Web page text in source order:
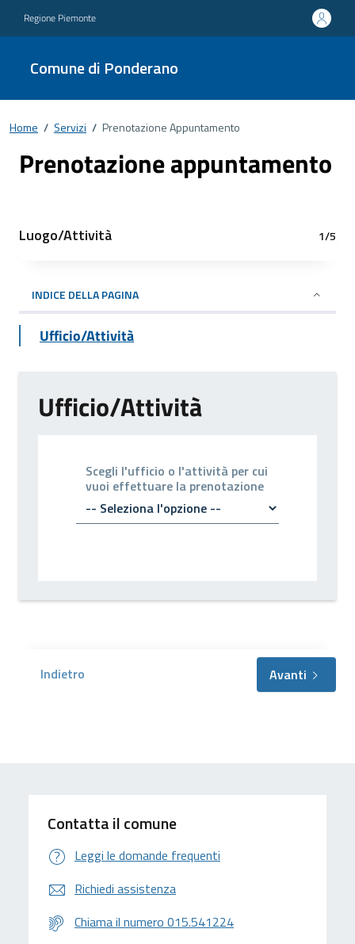
Regione Piemonte
Comune di Ponderano
Home / Servizi / Prenotazione Appuntamento
Prenotazione appuntamento
Luogo/Attività 1/5
INDICE DELLA PAGINA
Ufficio/Attività
Ufficio/Attività
Scegli l'ufficio o l'attività per cui
vuoi effettuare la prenotazione
Indietro Avanti
Contatta il comune
Leggi le domande frequenti
Richiedi assistenza
Chiama il numero 015.541224